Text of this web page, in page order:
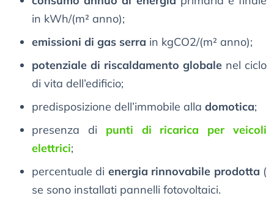
in kWh/(m² anno);
emissioni di gas serra in kgCO2/(m² anno);
potenziale di riscaldamento globale nel ciclo
di vita dell’edificio;
predisposizione dell’immobile alla domotica;
presenza di punti di ricarica per veicoli
elettrici;
percentuale di energia rinnovabile prodotta (
se sono installati pannelli fotovoltaici.